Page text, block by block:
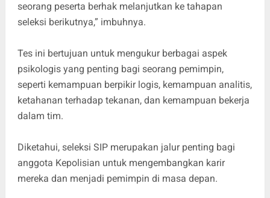
seorang peserta berhak melanjutkan ke tahapan
seleksi berikutnya,” imbuhnya.
Tes ini bertujuan untuk mengukur berbagai aspek
psikologis yang penting bagi seorang pemimpin,
seperti kemampuan berpikir logis, kemampuan analitis,
ketahanan terhadap tekanan, dan kemampuan bekerja
dalam tim.
Diketahui, seleksi SIP merupakan jalur penting bagi
anggota Kepolisian untuk mengembangkan karir
mereka dan menjadi pemimpin di masa depan.